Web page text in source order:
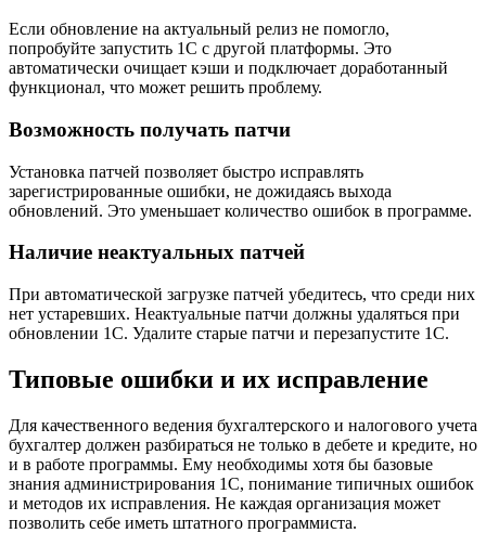
Если обновление на актуальный релиз не помогло,
попробуйте запустить 1С с другой платформы. Это
автоматически очищает кэши и подключает доработанный
функционал, что может решить проблему.
Возможность получать патчи
Установка патчей позволяет быстро исправлять
зарегистрированные ошибки, не дожидаясь выхода
обновлений. Это уменьшает количество ошибок в программе.
Наличие неактуальных патчей
При автоматической загрузке патчей убедитесь, что среди них
нет устаревших. Неактуальные патчи должны удаляться при
обновлении 1С. Удалите старые патчи и перезапустите 1С.
Типовые ошибки и их исправление
Для качественного ведения бухгалтерского и налогового учета
бухгалтер должен разбираться не только в дебете и кредите, но
и в работе программы. Ему необходимы хотя бы базовые
знания администрирования 1С, понимание типичных ошибок
и методов их исправления. Не каждая организация может
позволить себе иметь штатного программиста.